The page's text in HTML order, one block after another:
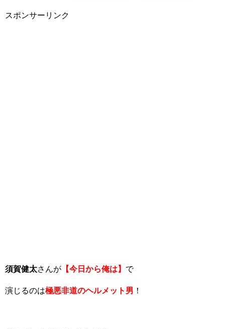
スポンサーリンク
須賀健太さんが 【今日から俺は】 で
演じるのは極悪非道のヘルメット男 ！